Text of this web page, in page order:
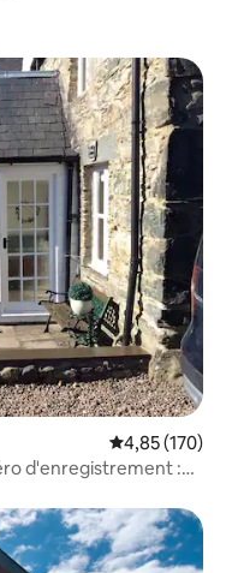
Évaluation
4,85 (170)
d'enregistrement :
appréciés